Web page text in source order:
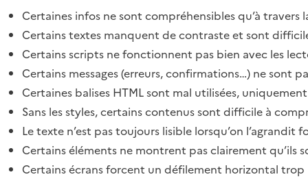
Certaines infos ne sont compréhensibles qu’à travers
Certains textes manquent de contraste et sont
Certains scripts ne fonctionnent pas bien avec les
Certains messages (erreurs, confirmations…) ne sont
Certaines balises HTML sont mal utilisées,
Sans les styles, certains contenus sont difficile à
Le texte n’est pas toujours lisible lorsqu’on l’agrandit
Certains éléments ne montrent pas clairement qu’ils
Certains écrans forcent un défilement horizontal